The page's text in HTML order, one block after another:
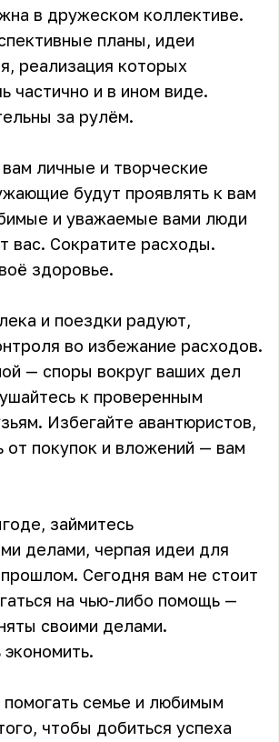
в дружеском коллективе.
планы, идеи
реализация которых
частично и в ином виде.
за рулём.
личные и творческие
будут проявлять к вам
и уважаемые вами люди
вас. Сократите расходы.
здоровье.
и поездки радуют,
во избежание расходов.
— споры вокруг ваших дел
к проверенным
Избегайте авантюристов,
от покупок и вложений — вам
займитесь
делами, черпая идеи для
Сегодня вам не стоит
на чью-либо помощь —
своими делами.
семье и любимым
чтобы добиться успеха